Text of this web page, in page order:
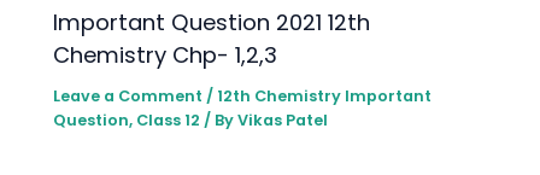
lmportant Question 2021 12th
Chemistry Chp- 1,2,3
Leave a Comment / 12th Chemistry lmportant
Question, Class 12 / ByVikas Patel